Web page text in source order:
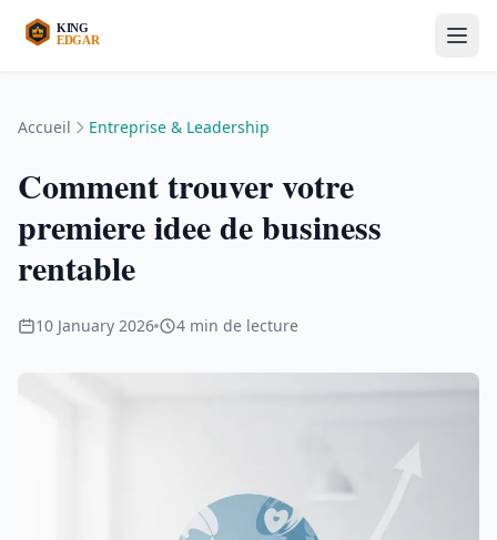
Accueil Entreprise & Leadership
Comment trouver votre
premiere idee de business
rentable
10 January 2026 4 min de lecture